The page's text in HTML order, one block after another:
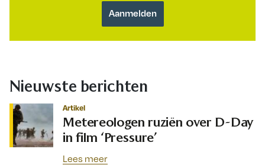
Nieuwste berichten
Artikel
Metereologen ruziën over D-Day
in film ‘Pressure’
Lees meer